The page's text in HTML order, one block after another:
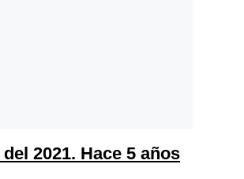
2021. Hace 5 años